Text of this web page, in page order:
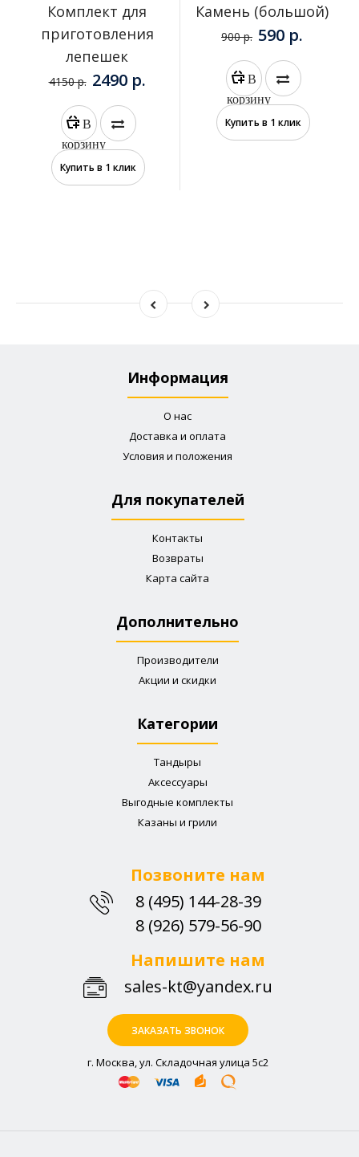
Комплект для
приготовления
лепешек
4150 р. 2490 р.
В
корзину
Купить в 1 клик
Камень (большой)
900 р. 590 р.
В
корзину
Купить в 1 клик
Информация
О нас
Доставка и оплата
Условия и положения
Для покупателей
Контакты
Возвраты
Карта сайта
Дополнительно
Производители
Акции и скидки
Категории
Тандыры
Аксессуары
Выгодные комплекты
Казаны и грили
Позвоните нам
8 (495) 144-28-39
8 (926) 579-56-90
Напишите нам
sales-kt@yandex.ru
ЗАКАЗАТЬ ЗВОНОК
г. Москва, ул. Складочная улица 5с2